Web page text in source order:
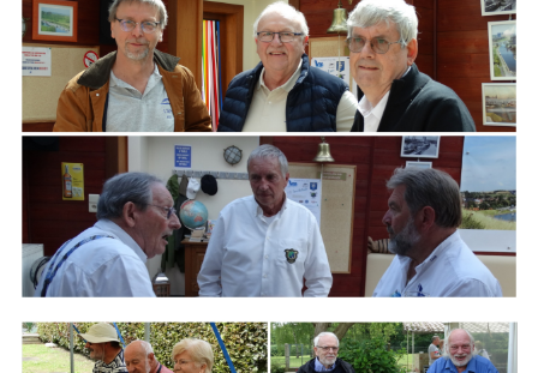
Branding
ARMCHAIR